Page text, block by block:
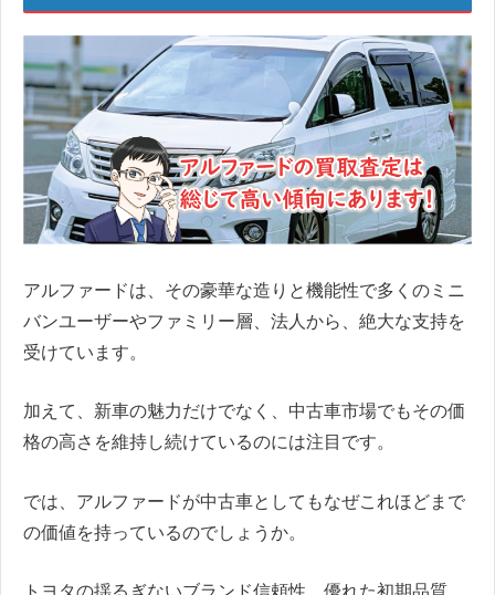
アルファードは、その豪華な造りと機能性で多くのミニ
バンユーザーやファミリー層、法人から、絶大な支持を
受けています。
加えて、新車の魅力だけでなく、中古車市場でもその価
格の高さを維持し続けているのには注目です。
では、アルファードが中古車としてもなぜこれほどまで
の価値を持っているのでしょうか。